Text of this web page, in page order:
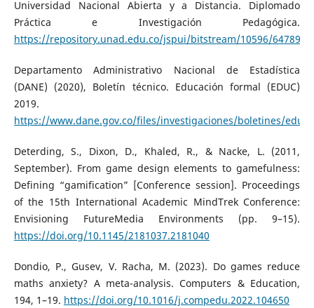
Universidad Nacional Abierta y a Distancia. Diplomado
Práctica e Investigación Pedagógica.
https://repository.unad.edu.co/jspui/bitstream/10596/64789/
Departamento Administrativo Nacional de Estadística
(DANE) (2020), Boletín técnico. Educación formal (EDUC)
2019.
https://www.dane.gov.co/files/investigaciones/boletines/
Deterding, S., Dixon, D., Khaled, R., & Nacke, L. (2011,
September). From game design elements to gamefulness:
Defining “gamification” [Conference session]. Proceedings
of the 15th International Academic MindTrek Conference:
Envisioning FutureMedia Environments (pp. 9–15).
https://doi.org/10.1145/2181037.2181040
Dondio, P., Gusev, V. Racha, M. (2023). Do games reduce
maths anxiety? A meta-analysis. Computers & Education,
194, 1–19. https://doi.org/10.1016/j.compedu.2022.104650